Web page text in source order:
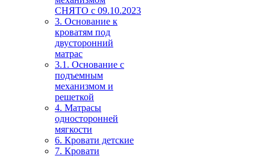
СНЯТО с 09.10.2023
3. Основание к
кроватям под
двусторонний
матрас
3.1. Основание с
подъемным
механизмом и
решеткой
4. Матрасы
односторонней
мягкости
6. Кровати детские
7. Кровати